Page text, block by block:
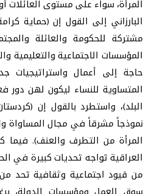
المرأة، سواء على مستوى العائلات
البارزاني إلى القول إن (حماية
مشتركة للحكومة والعائلة
المؤسسات الاجتماعية والتعليمية
حاجة إلى أعمال واستراتيجيات
المتساوية للنساء ليكون لهن دور
البلد)، واستطرد بالقول إن
نموذجاً مشرقاً في مجال المساواة
المرأة من التطرف والعنف).
العراقية تواجه تحديات كبيرة في
من قيود اجتماعية وثقافية تحد